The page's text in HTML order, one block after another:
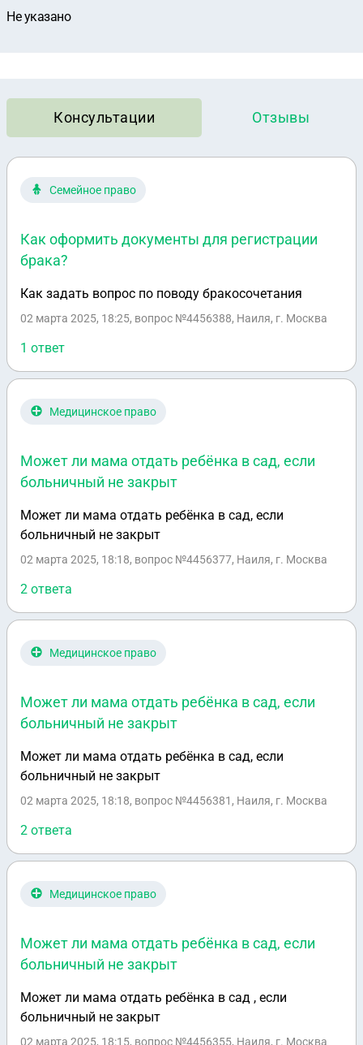
Не указано
Консультации Отзывы
Семейное право
Как оформить документы для регистрации
брака?
Как задать вопрос по поводу бракосочетания
02 марта 2025, 18:25, вопрос №4456388, Наиля, г. Москва
1 ответ
Медицинское право
Может ли мама отдать ребёнка в сад, если
больничный не закрыт
Может ли мама отдать ребёнка в сад, если
больничный не закрыт
02 марта 2025, 18:18, вопрос №4456377, Наиля, г. Москва
2 ответа
Медицинское право
Может ли мама отдать ребёнка в сад, если
больничный не закрыт
Может ли мама отдать ребёнка в сад, если
больничный не закрыт
02 марта 2025, 18:18, вопрос №4456381, Наиля, г. Москва
2 ответа
Медицинское право
Может ли мама отдать ребёнка в сад, если
больничный не закрыт
Может ли мама отдать ребёнка в сад , если
больничный не закрыт
02 марта 2025, 18:15, вопрос №4456355, Наиля, г. Москва